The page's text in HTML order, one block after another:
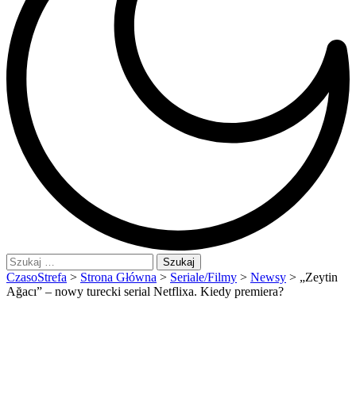
Szukaj:
CzasoStrefa > Strona Główna > Seriale/Filmy > Newsy > „Zeytin
Ağacı” – nowy turecki serial Netflixa. Kiedy premiera?